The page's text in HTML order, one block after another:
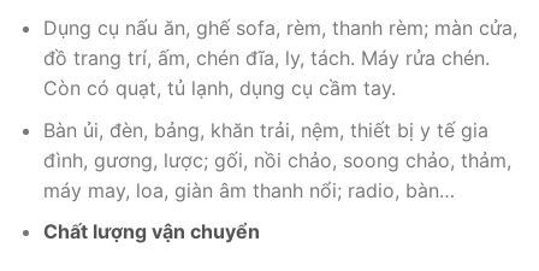
Dụng cụ nấu ăn, ghế sofa, rèm, thanh rèm; màn cửa,
đồ trang trí, ấm, chén đĩa, ly, tách. Máy rửa chén.
Còn có quạt, tủ lạnh, dụng cụ cầm tay.
Bàn ủi, đèn, bảng, khăn trải, nệm, thiết bị y tế gia
đình, gương, lược; gối, nồi chảo, soong chảo, thảm,
máy may, loa, giàn âm thanh nổi; radio, bàn…
Chất lượng vận chuyển